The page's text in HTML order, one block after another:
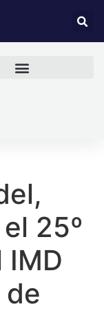
25º
IMD
de